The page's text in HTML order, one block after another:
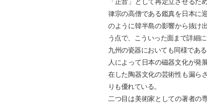
「正音」として再定立させる
律宗の高僧である鑑真を日本に
のように韓半島の影響から抜け
う点で、こういった面まで詳細
九州の瓷器においても同様であ
人によって日本の磁器文化が発
在した陶器文化の芸術性も漏ら
りも優れている。
二つ目は美術家としての著者の